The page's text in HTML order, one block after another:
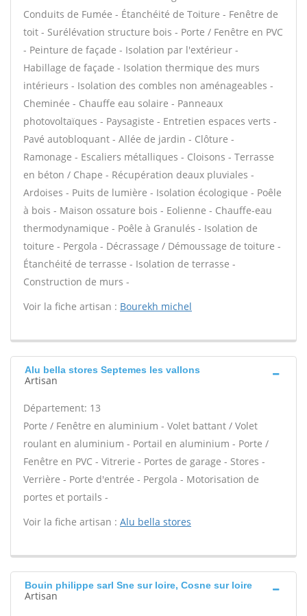
Conduits de Fumée - Étanchéité de Toiture - Fenêtre de
toit - Surélévation structure bois - Porte / Fenêtre en PVC
- Peinture de façade - Isolation par l'extérieur -
Habillage de façade - Isolation thermique des murs
intérieurs - Isolation des combles non aménageables -
Cheminée - Chauffe eau solaire - Panneaux
photovoltaïques - Paysagiste - Entretien espaces verts -
Pavé autobloquant - Allée de jardin - Clôture -
Ramonage - Escaliers métalliques - Cloisons - Terrasse
en béton / Chape - Récupération deaux pluviales -
Ardoises - Puits de lumière - Isolation écologique - Poêle
à bois - Maison ossature bois - Eolienne - Chauffe-eau
thermodynamique - Poêle à Granulés - Isolation de
toiture - Pergola - Décrassage / Démoussage de toiture -
Étanchéité de terrasse - Isolation de terrasse -
Construction de murs -
Voir la fiche artisan : Bourekh michel
Alu bella stores Septemes les vallons
Artisan
Département: 13
Porte / Fenêtre en aluminium - Volet battant / Volet
roulant en aluminium - Portail en aluminium - Porte /
Fenêtre en PVC - Vitrerie - Portes de garage - Stores -
Verrière - Porte d'entrée - Pergola - Motorisation de
portes et portails -
Voir la fiche artisan : Alu bella stores
Bouin philippe sarl Sne sur loire, Cosne sur loire
Artisan